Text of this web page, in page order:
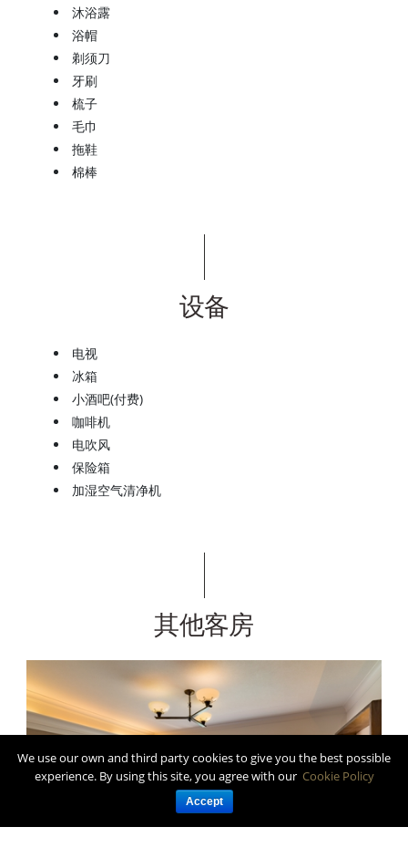
沐浴露
浴帽
剃须刀
牙刷
梳子
毛巾
拖鞋
棉棒
设备
电视
冰箱
小酒吧(付费)
咖啡机
电吹风
保险箱
加湿空气清净机
其他客房
We use our own and third party cookies to give you the best possible
experience. By using this site, you agree with our Cookie Policy
Accept